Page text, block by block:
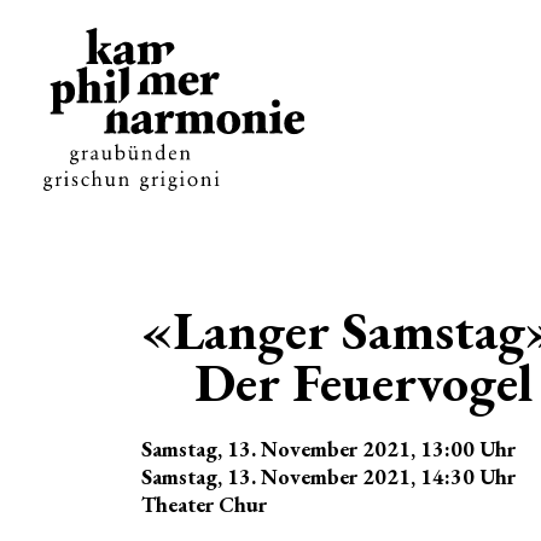
«Langer
Der Feuervogel
Samstag, 13. November 2021, 13:00Uhr
Samstag, 13. November 2021, 14:30Uhr
Theater Chur